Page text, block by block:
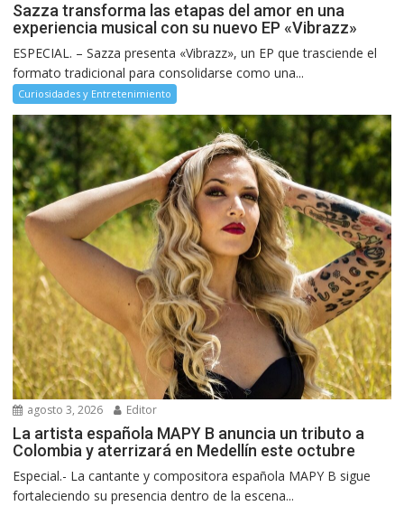
Sazza transforma las etapas del amor en una
experiencia musical con su nuevo EP «Vibrazz»
ESPECIAL. – Sazza presenta «Vibrazz», un EP que trasciende el
formato tradicional para consolidarse como una...
Curiosidades y Entretenimiento
agosto 3, 2026 Editor
La artista española MAPY B anuncia un tributo a
Colombia y aterrizará en Medellín este octubre
Especial.- La cantante y compositora española MAPY B sigue
fortaleciendo su presencia dentro de la escena...